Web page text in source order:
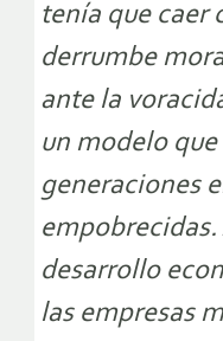
tenía que caer
derrumbe
ante la
un modelo
generaciones
desarrollo
las empresas